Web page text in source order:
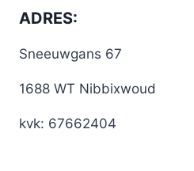
ADRES:
Sneeuwgans 67
1688 WT Nibbixwoud
kvk: 67662404